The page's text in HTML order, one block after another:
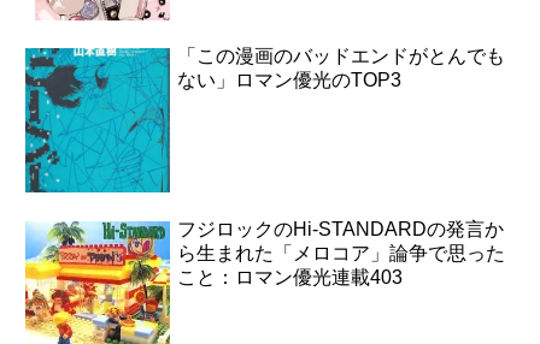
「この漫画のバッドエンドがとんでも
ない」ロマン優光のTOP3
フジロックのHi-STANDARDの発言か
ら生まれた「メロコア」論争で思った
こと：ロマン優光連載403